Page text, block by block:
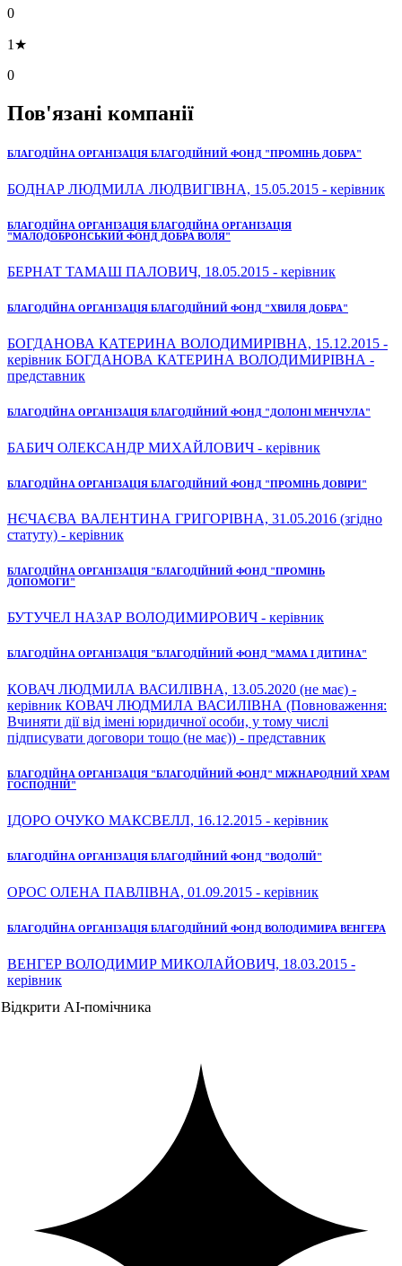
0
1★
0
Пов'язані компанії
БЛАГОДІЙНА ОРГАНІЗАЦІЯ БЛАГОДІЙНИЙ ФОНД "ПРОМІНЬ ДОБРА"
БОДНАР ЛЮДМИЛА ЛЮДВИГІВНА, 15.05.2015 - керівник
БЛАГОДІЙНА ОРГАНІЗАЦІЯ БЛАГОДІЙНА ОРГАНІЗАЦІЯ
"МАЛОДОБРОНСЬКИЙ ФОНД ДОБРА ВОЛЯ"
БЕРНАТ ТАМАШ ПАЛОВИЧ, 18.05.2015 - керівник
БЛАГОДІЙНА ОРГАНІЗАЦІЯ БЛАГОДІЙНИЙ ФОНД "ХВИЛЯ ДОБРА"
БОГДАНОВА КАТЕРИНА ВОЛОДИМИРІВНА, 15.12.2015 -
керівник БОГДАНОВА КАТЕРИНА ВОЛОДИМИРІВНА -
представник
БЛАГОДІЙНА ОРГАНІЗАЦІЯ БЛАГОДІЙНИЙ ФОНД "ДОЛОНІ МЕНЧУЛА"
БАБИЧ ОЛЕКСАНДР МИХАЙЛОВИЧ - керівник
БЛАГОДІЙНА ОРГАНІЗАЦІЯ БЛАГОДІЙНИЙ ФОНД "ПРОМІНЬ ДОВІРИ"
НЄЧАЄВА ВАЛЕНТИНА ГРИГОРІВНА, 31.05.2016 (згідно
статуту) - керівник
БЛАГОДІЙНА ОРГАНІЗАЦІЯ "БЛАГОДІЙНИЙ ФОНД "ПРОМІНЬ
ДОПОМОГИ"
БУТУЧЕЛ НАЗАР ВОЛОДИМИРОВИЧ - керівник
БЛАГОДІЙНА ОРГАНІЗАЦІЯ "БЛАГОДІЙНИЙ ФОНД "МАМА І ДИТИНА"
КОВАЧ ЛЮДМИЛА ВАСИЛІВНА, 13.05.2020 (не має) -
керівник КОВАЧ ЛЮДМИЛА ВАСИЛІВНА (Повноваження:
Вчиняти дії від імені юридичної особи, у тому числі
підписувати договори тощо (не має)) - представник
БЛАГОДІЙНА ОРГАНІЗАЦІЯ "БЛАГОДІЙНИЙ ФОНД" МІЖНАРОДНИЙ ХРАМ
ГОСПОДНІЙ"
ІДОРО ОЧУКО МАКСВЕЛЛ, 16.12.2015 - керівник
БЛАГОДІЙНА ОРГАНІЗАЦІЯ БЛАГОДІЙНИЙ ФОНД "ВОДОЛІЙ"
ОРОС ОЛЕНА ПАВЛІВНА, 01.09.2015 - керівник
БЛАГОДІЙНА ОРГАНІЗАЦІЯ БЛАГОДІЙНИЙ ФОНД ВОЛОДИМИРА ВЕНГЕРА
ВЕНГЕР ВОЛОДИМИР МИКОЛАЙОВИЧ, 18.03.2015 -
керівник
Відкрити AI-помічника